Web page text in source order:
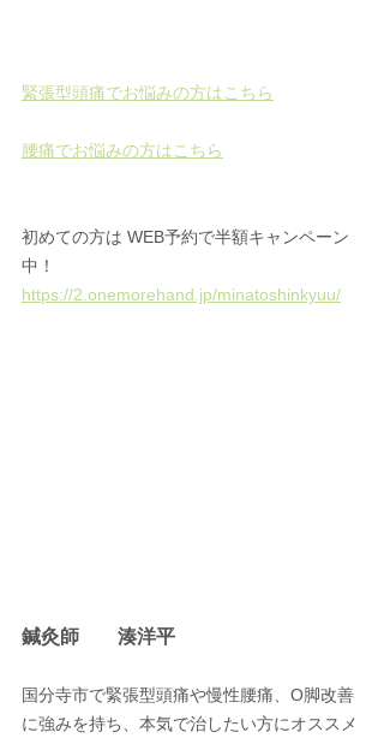
緊張型頭痛でお悩みの方はこちら
腰痛でお悩みの方はこちら
初めての方は WEB予約で半額キャンペーン
中！
https://2.onemorehand.jp/minatoshinkyuu/
鍼灸師　　湊洋平
国分寺市で緊張型頭痛や慢性腰痛、O脚改善
に強みを持ち、本気で治したい方にオススメ